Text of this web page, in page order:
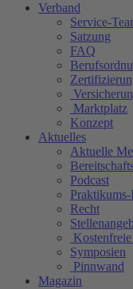
Verband
Service-
Satzung
FAQ
Marktplatz
Konzept
Aktuelles
Aktuelle
Podcast
Recht
Symposien
Pinnwand
Magazin